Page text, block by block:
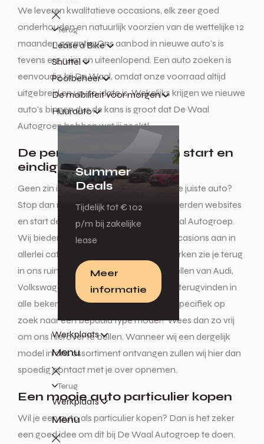
Terug
Lease a Bike
Shuttel
Poolbeheer
De mobiliteit voor morgen
Huurauto
Summer
Deals
Tijdelijk tot € 102
p/m bij zakelijke
lease
Meer
informatie
Werkplaats
Menu
Terug
Werkplaats
Menu
We leveren kwalitatieve occasions, elk zeer goed
onderhouden en natuurlijk voorzien van de wettelijke 12
maanden garantie. Ons aanbod in nieuwe auto’s is
tevens erg ruim en uiteenlopend. Een auto zoeken is
eenvoudig bij De Waal, omdat onze voorraad altijd
uitgebreid en up-to-date is. Wekelijks krijgen we nieuwe
auto’s binnen dus de kans is groot dat De Waal
Autogroep hebben wat jij zoekt!
De perfecte auto zoeken start en
eindigt hier!
Geen zin in een lange zoektocht naar de juiste auto?
Stop dan met het auto zoeken op honderden websites
en start deze tocht enkel nog bij De Waal Autogroep.
Wij bieden diverse nieuwe auto’s en occasions aan in
allerlei categorieën. Alle vertrouwde merken zie je terug
in ons ruime aanbod. De mooiste modellen van Audi,
Volkswagen, Škoda en SEAT kun je hier terugvinden in
alle bekende uitvoeringen. Ben je heel specifiek op
zoek naar een bepaald type model? Wees dan zo vrij
om ons hierover te bellen. Wanneer wij een dergelijk
model in ons assortiment ontvangen zullen wij hier dan
spoedig contact met je over opnemen.
Een mooie auto particulier kopen
Wil je een auto als particulier kopen? Dan is het zeker
een goed idee om dit bij De Waal Autogroep te doen.